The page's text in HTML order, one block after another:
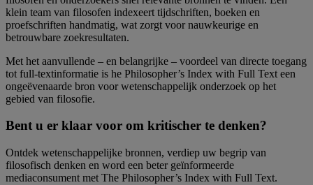
klein team van filosofen indexeert tijdschriften, boeken en
proefschriften handmatig, wat zorgt voor nauwkeurige en
betrouwbare zoekresultaten.
Met het aanvullende – en belangrijke – voordeel van directe toegang
tot full-textinformatie is he Philosopher’s Index with Full Text een
ongeëvenaarde bron voor wetenschappelijk onderzoek op het
gebied van filosofie.
Bent u er klaar voor om kritischer te denken?
Ontdek wetenschappelijke bronnen, verdiep uw begrip van
filosofisch denken en word een beter geïnformeerde
mediaconsument met The Philosopher’s Index with Full Text.